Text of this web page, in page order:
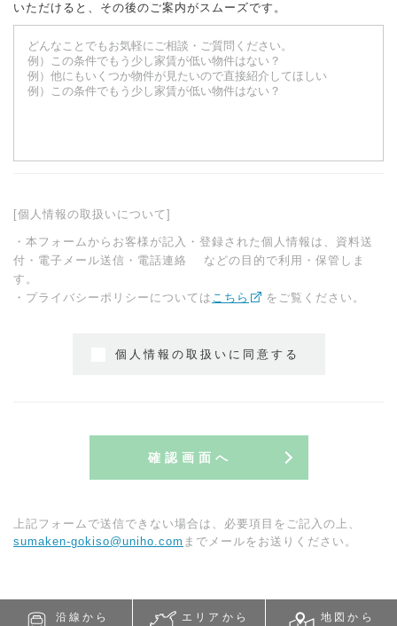
いただけると、その後のご案内がスムーズです。
[個人情報の取扱いについて]
・本フォームからお客様が記入・登録された個人情報は、資料送
付・電子メール送信・電話連絡 などの目的で利用・保管しま
す。
・プライバシーポリシーについては こちら をご覧ください。
個人情報の取扱いに同意する
確認画面へ
上記フォームで送信できない場合は、必要項目をご記入の上、
sumaken-gokiso@uniho.com までメールをお送りください。
沿線から
エリアから
地図から